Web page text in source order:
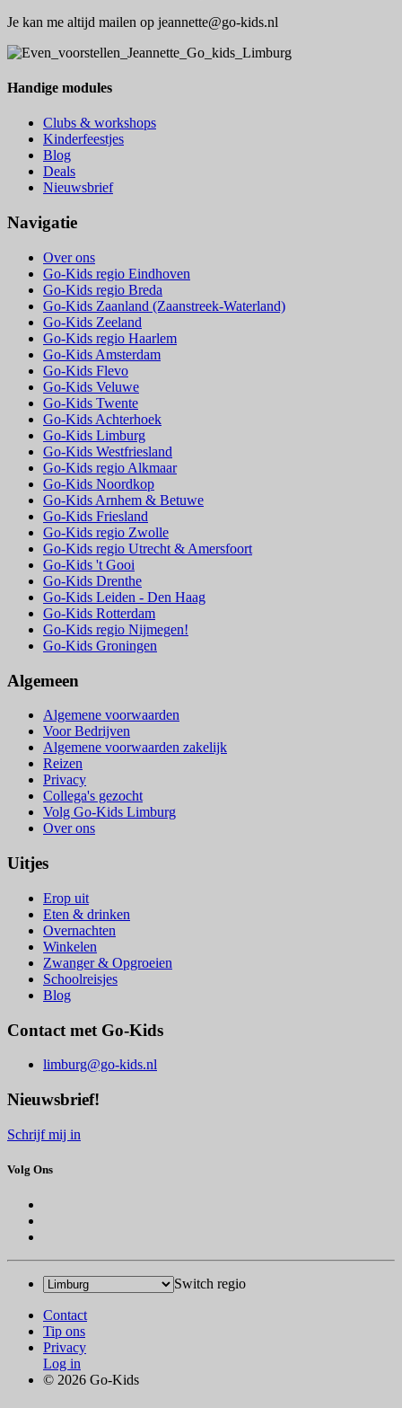
Je kan me altijd mailen op jeannette@go-kids.nl
Handige modules
Clubs & workshops
Kinderfeestjes
Blog
Deals
Nieuwsbrief
Navigatie
Over ons
Go-Kids regio Eindhoven
Go-Kids regio Breda
Go-Kids Zaanland (Zaanstreek-Waterland)
Go-Kids Zeeland
Go-Kids regio Haarlem
Go-Kids Amsterdam
Go-Kids Flevo
Go-Kids Veluwe
Go-Kids Twente
Go-Kids Achterhoek
Go-Kids Limburg
Go-Kids Westfriesland
Go-Kids regio Alkmaar
Go-Kids Noordkop
Go-Kids Arnhem & Betuwe
Go-Kids Friesland
Go-Kids regio Zwolle
Go-Kids regio Utrecht & Amersfoort
Go-Kids 't Gooi
Go-Kids Drenthe
Go-Kids Leiden - Den Haag
Go-Kids Rotterdam
Go-Kids regio Nijmegen!
Go-Kids Groningen
Algemeen
Algemene voorwaarden
Voor Bedrijven
Algemene voorwaarden zakelijk
Reizen
Privacy
Collega's gezocht
Volg Go-Kids Limburg
Over ons
Uitjes
Erop uit
Eten & drinken
Overnachten
Winkelen
Zwanger & Opgroeien
Schoolreisjes
Blog
Contact met Go-Kids
limburg@go-kids.nl
Nieuwsbrief!
Schrijf mij in
Volg Ons
Switch regio
Contact
Tip ons
Privacy
Log in
© 2026 Go-Kids